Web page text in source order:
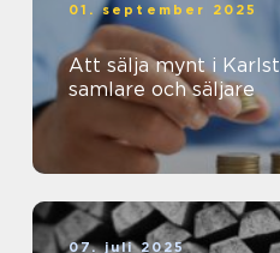
01. september 2025
Att sälja mynt i
samlare och säljare
07. juli 2025